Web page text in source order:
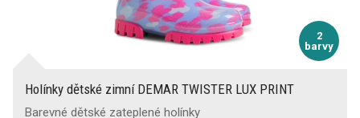
2
barvy
Holínky dětské zimní DEMAR TWISTER LUX PRINT
Barevné dětské zateplené holínky